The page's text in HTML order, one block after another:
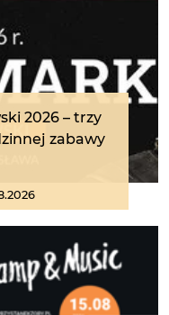
2026 – trzy
zabawy